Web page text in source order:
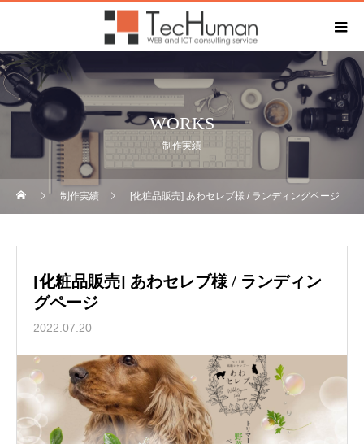
WORKS
制作実績
制作実績 [化粧品販売] あわセレブ様 / ランディングページ
[化粧品販売] あわセレブ様 / ランディン
グページ
2022.07.20